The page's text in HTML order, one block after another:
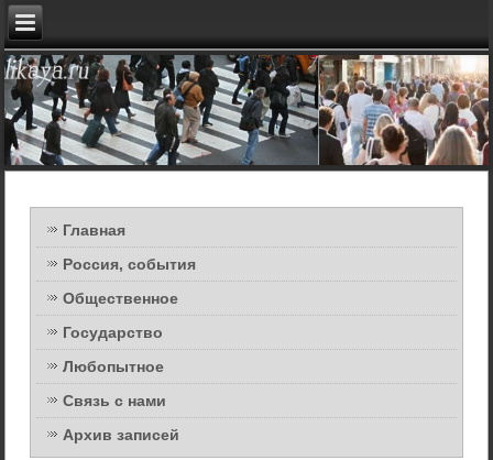
Главная
Россия, события
Общественное
Государство
Любопытное
Связь с нами
Архив записей